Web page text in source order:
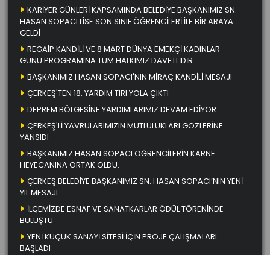
KARİYER GÜNLERİ KAPSAMINDA BELEDİYE BAŞKANIMIZ SN.
HASAN SOPACI LİSE SON SINIF ÖĞRENCİLERİ İLE BİR ARAYA
GELDİ
REGAİP KANDİLİ VE 8 MART DÜNYA EMEKÇİ KADINLAR
GÜNÜ PROGRAMINA TÜM HALKIMIZ DAVETLİDİR
BAŞKANIMIZ HASAN SOPACI'NIN MİRAÇ KANDİLİ MESAJI
ÇERKEŞ'TEN 18. YARDIM TIRI YOLA ÇIKTI
DEPREM BÖLGESİNE YARDIMLARIMIZ DEVAM EDİYOR
ÇERKEŞ'Lİ YAVRULARIMIZIN MUTLULUKLARI GÖZLERİNE
YANSIDI
BAŞKANIMIZ HASAN SOPACI ÖĞRENCİLERİN KARNE
HEYECANINA ORTAK OLDU.
ÇERKEŞ BELEDİYE BAŞKANIMIZ SN. HASAN SOPACI’NIN YENİ
YIL MESAJI
İLÇEMİZDE ESNAF VE SANATKARLAR ÖDÜL TÖRENİNDE
BULUŞTU
YENİ KÜÇÜK SANAYİ SİTESİ İÇİN PROJE ÇALIŞMALARI
BAŞLADI